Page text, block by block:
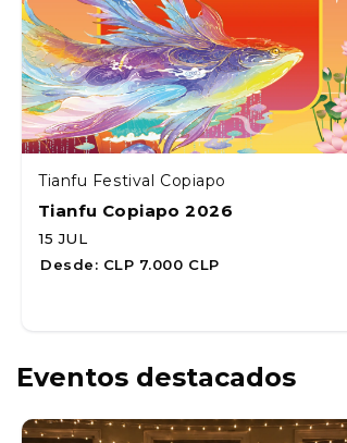
Tianfu Festival Copiapo
Tianfu Copiapo 2026
15 JUL
Desde: CLP 7.000 CLP
Eventos destacados